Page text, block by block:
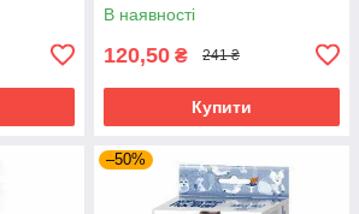
В наявності
120,50 ₴ 241 ₴
Купити
–50%